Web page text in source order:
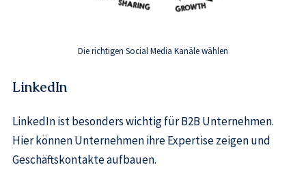
Die richtigen Social Media Kanäle wählen
LinkedIn
LinkedIn ist besonders wichtig für B2B Unternehmen.
Hier können Unternehmen ihre Expertise zeigen und
Geschäftskontakte aufbauen.